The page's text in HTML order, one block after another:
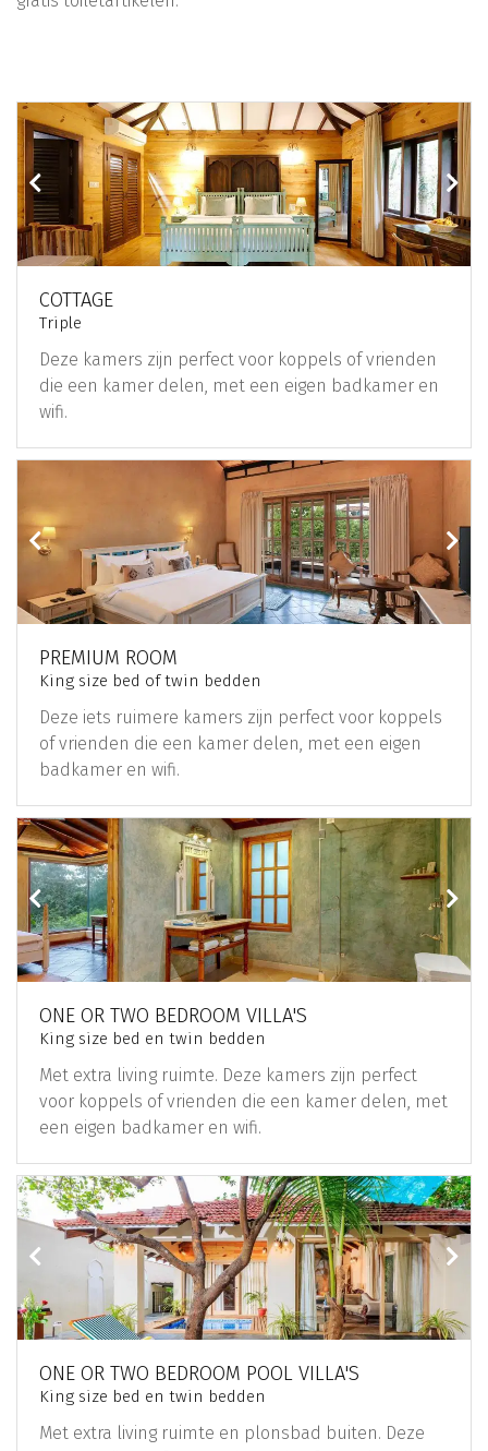
COTTAGE
Triple
Deze kamers zijn perfect voor koppels of vrienden
die een kamer delen, met een eigen badkamer en
wifi.
PREMIUM ROOM
King size bed of twin bedden
Deze iets ruimere kamers zijn perfect voor koppels
of vrienden die een kamer delen, met een eigen
badkamer en wifi.
ONE OR TWO BEDROOM VILLA'S
King size bed en twin bedden
Met extra living ruimte. Deze kamers zijn perfect
voor koppels of vrienden die een kamer delen, met
een eigen badkamer en wifi.
ONE OR TWO BEDROOM POOL VILLA'S
King size bed en twin bedden
Met extra living ruimte en plonsbad buiten. Deze